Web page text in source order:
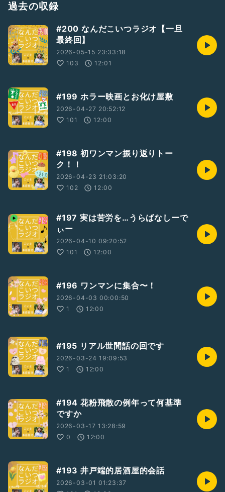
#ゲストと一緒に配信
#群馬 #手持ち花火 #ちいかわ #ご当地キーホルダー
#しまむら #シャンブル
過去の収録
#200 なんだこいつラジオ【一旦
最終回】
2026-05-15 23:33:18
103
12:01
#199 ホラー映画とお化け屋敷
2026-04-27 20:52:12
101
12:00
#198 初ワンマン振り返りトー
ク！！
2026-04-23 21:03:20
102
12:00
#197 実は苦労を…うらばなしーで
ぃー
2026-04-10 09:20:52
101
12:00
#196 ワンマンに集合〜！
2026-04-03 00:00:50
1
12:00
#195 リアル世間話の回です
2026-03-24 19:09:53
1
12:00
#194 花粉飛散の例年って何基準
ですか
2026-03-17 13:28:59
0
12:00
#193 井戸端的居酒屋的会話
2026-03-01 01:23:37